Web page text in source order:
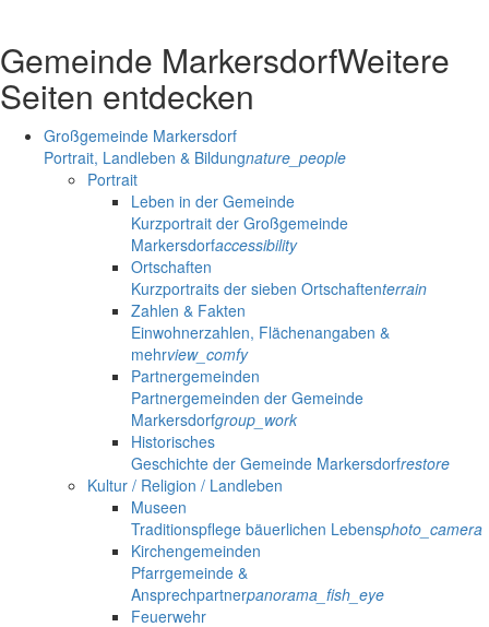
Gemeinde MarkersdorfWeitere
Seiten entdecken
Großgemeinde Markersdorf
Portrait, Landleben & Bildungnature_people
Portrait
Leben in der Gemeinde
Kurzportrait der Großgemeinde
Markersdorfaccessibility
Ortschaften
Kurzportraits der sieben Ortschaftenterrain
Zahlen & Fakten
Einwohnerzahlen, Flächenangaben &
mehrview_comfy
Partnergemeinden
Partnergemeinden der Gemeinde
Markersdorfgroup_work
Historisches
Geschichte der Gemeinde Markersdorfrestore
Kultur / Religion / Landleben
Museen
Traditionspflege bäuerlichen Lebensphoto_camera
Kirchengemeinden
Pfarrgemeinde &
Ansprechpartnerpanorama_fish_eye
Feuerwehr